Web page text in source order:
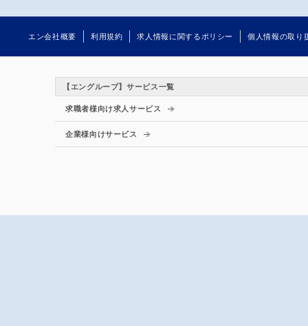
エン会社概要 利用規約 求人情報に関するポリシー 個人情報の取り
【エングループ】サービス一覧
求職者様向け求人サービス
企業様向けサービス